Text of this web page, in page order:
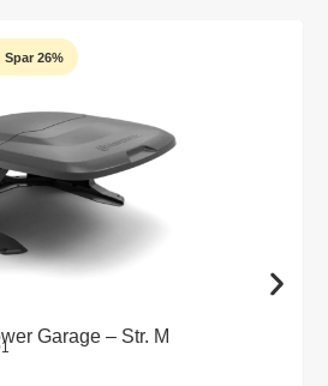
Spar 26%
Garage – Str. M